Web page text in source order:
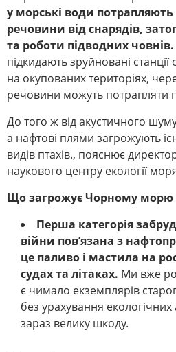
у морські води
речовини від снарядів,
та роботи підводних човнів.
підкидають зруйновані
на окупованих територіях,
речовини можуть потрапляти
До того ж від акустичного
а нафтові плями загрожують
видів птахів., пояснює
наукового центру екології
Що загрожує Чорному морю
Перша категорія
війни пов’язана з
це паливо і мастила на
судах та літаках. Ми вже
є чимало екземплярів
без урахування екологічних
зараз велику шкоду.